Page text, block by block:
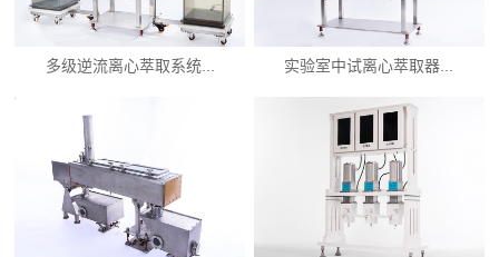
多级逆流离心萃取系统... 实验室中试离心萃取器...